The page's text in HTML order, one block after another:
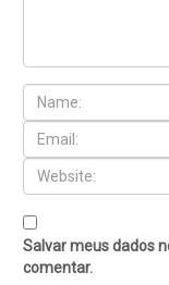
Salvar meus dados
comentar.